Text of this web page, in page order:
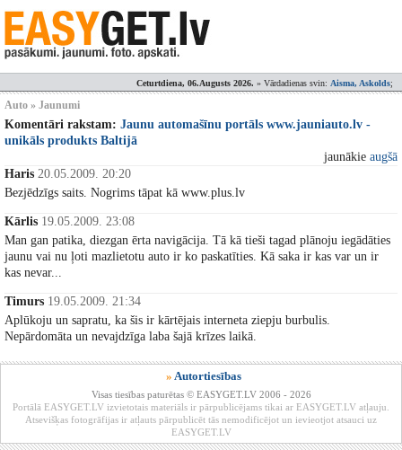
Ceturtdiena, 06.Augusts 2026. » Vārdadienas svin: Aisma, Askolds;
Auto » Jaunumi
Komentāri rakstam: Jaunu automašīnu portāls www.jauniauto.lv -
unikāls produkts Baltijā
jaunākie augšā
Haris 20.05.2009. 20:20
Bezjēdzīgs saits. Nogrims tāpat kā www.plus.lv
Kārlis 19.05.2009. 23:08
Man gan patika, diezgan ērta navigācija. Tā kā tieši tagad plānoju iegādāties
jaunu vai nu ļoti mazlietotu auto ir ko paskatīties. Kā saka ir kas var un ir
kas nevar...
Timurs 19.05.2009. 21:34
Aplūkoju un sapratu, ka šis ir kārtējais interneta ziepju burbulis.
Nepārdomāta un nevajdzīga laba šajā krīzes laikā.
» Autortiesības
Visas tiesības paturētas © EASYGET.LV 2006 - 2026
Portālā EASYGET.LV izvietotais materiāls ir pārpublicējams tikai ar EASYGET.LV atļauju.
Atsevišķas fotogrāfijas ir atļauts pārpublicēt tās nemodificējot un ievieotjot atsauci uz
EASYGET.LV